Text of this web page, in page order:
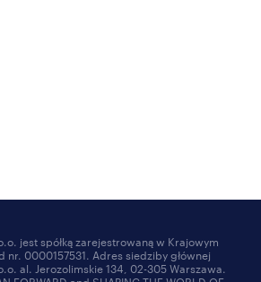
jest spółką zarejestrowaną w Krajowym
nr. 0000157531. Adres siedziby głównej
al. Jerozolimskie 134, 02-305 Warszawa.